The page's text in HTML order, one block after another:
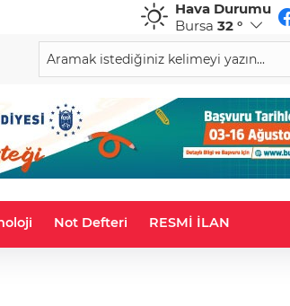
Hava Durumu
Bursa 32 °
CHF
58,6679%0,19
34,0051
Not Defteri RESMİ İLAN